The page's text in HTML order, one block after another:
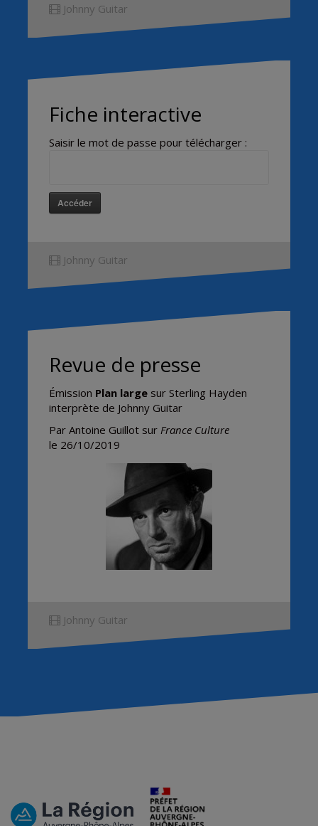
Johnny Guitar
Fiche interactive
Saisir le mot de passe pour télécharger :
Accéder
Johnny Guitar
Revue de presse
Émission Plan large sur Sterling Hayden
interprète de Johnny Guitar
Par Antoine Guillot sur France Culture
le 26/10/2019
Johnny Guitar